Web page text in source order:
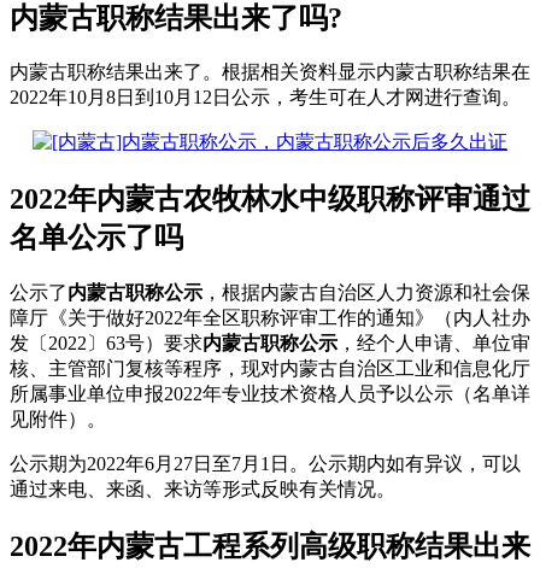
内蒙古职称结果出来了吗?
内蒙古职称结果出来了。根据相关资料显示内蒙古职称结果在
2022年10月8日到10月12日公示，考生可在人才网进行查询。
2022年内蒙古农牧林水中级职称评审通过
名单公示了吗
公示了内蒙古职称公示 ，根据内蒙古自治区人力资源和社会保
障厅《关于做好2022年全区职称评审工作的通知》（内人社办
发〔2022〕63号）要求内蒙古职称公示 ，经个人申请、单位审
核、主管部门复核等程序，现对内蒙古自治区工业和信息化厅
所属事业单位申报2022年专业技术资格人员予以公示（名单详
见附件）。
公示期为2022年6月27日至7月1日。公示期内如有异议，可以
通过来电、来函、来访等形式反映有关情况。
2022年内蒙古工程系列高级职称结果出来